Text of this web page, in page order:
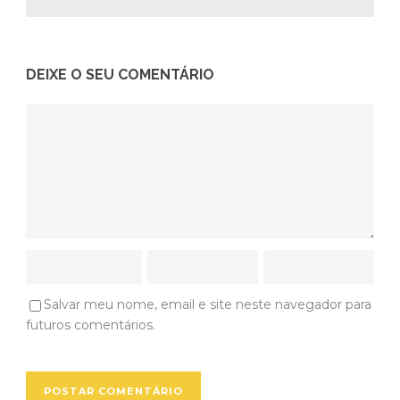
DEIXE O SEU COMENTÁRIO
Salvar meu nome, email e site neste navegador para
futuros comentários.